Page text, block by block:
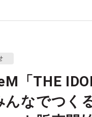
「THE
んなでつく